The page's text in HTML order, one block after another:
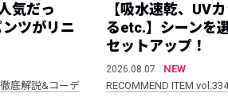
気だっ
ツがリニ
底解説&コーデ
【吸水速乾、UV
るetc.】シーンを
セットアップ！
2026.08.07
NEW
RECOMMEND ITEM vol.334